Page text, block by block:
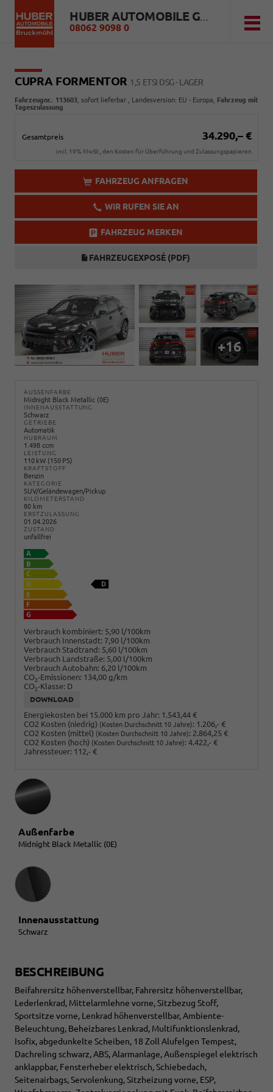
HUBER AUTOMOBILE GMBH
08062 9098 0
CUPRA FORMENTOR 1,5 ETSI DSG - LAGER
Fahrzeugnr.: 113603 sofort lieferbar , Landesversion: EU - Europa, Fahrzeug mit
Tageszulassung
Gesamtpreis 34.290,– €
incl. 19% MwSt., den Kosten für Überführung und Zulassungspapieren
FAHRZEUG ANFRAGEN
WIR RUFEN SIE AN
FAHRZEUG MERKEN
FAHRZEUGEXPOSÉ (PDF)
+16
AUSSENFARBE
Midnight Black Metallic (0E)
INNENAUSSTATTUNG
Schwarz
GETRIEBE
Automatik
HUBRAUM
1.498 ccm
LEISTUNG
110 kW (150 PS)
KRAFTSTOFF
Benzin
KATEGORIE
SUV/Geländewagen/Pickup
KILOMETERSTAND
80 km
ERSTZULASSUNG
01.04.2026
ZUSTAND
unfallfrei
Verbrauch kombiniert: 5,90 l/100km
Verbrauch Innenstadt: 7,90 l/100km
Verbrauch Stadtrand: 5,60 l/100km
Verbrauch Landstraße: 5,00 l/100km
Verbrauch Autobahn: 6,20 l/100km
CO2-Emissionen: 134,00 g/km
CO2-Klasse: D
DOWNLOAD
Energiekosten bei 15.000 km pro Jahr: 1.543,44 €
CO2 Kosten (niedrig) (Kosten Durchschnitt 10 Jahre): 1.206,- €
CO2 Kosten (mittel) (Kosten Durchschnitt 10 Jahre): 2.864,25 €
CO2 Kosten (hoch) (Kosten Durchschnitt 10 Jahre): 4.422,- €
Jahressteuer: 112,- €
Außenfarbe
Midnight Black Metallic (0E)
Innenausstattung
Innenausstattung
Schwarz
BESCHREIBUNG
Beifahrersitz höhenverstellbar, Fahrersitz höhenverstellbar,
Lederlenkrad, Mittelarmlehne vorne, Sitzbezug Stoff,
Sportsitze vorne, Lenkrad höhenverstellbar, Ambiente-
Beleuchtung, Beheizbares Lenkrad, Multifunktionslenkrad,
Isofix, abgedunkelte Scheiben, 18 Zoll Alufelgen Tempest,
Dachreling schwarz, ABS, Alarmanlage, Außenspiegel elektrisch
anklappbar, Fensterheber elektrisch, Schiebedach,
Seitenairbags, Servolenkung, Sitzheizung vorne, ESP,